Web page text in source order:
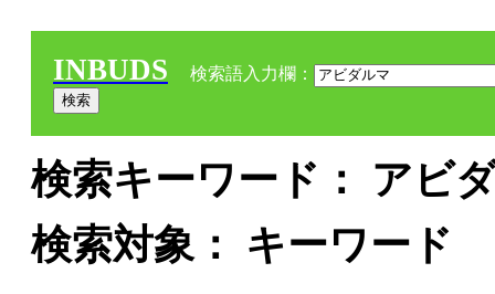
INBUDS 検索語入力欄：
検索キーワード： アビ
検索対象： キーワード